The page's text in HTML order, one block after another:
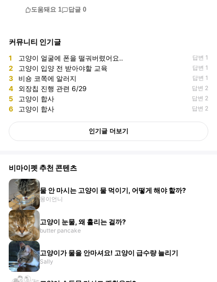
도움돼요 1 답글 0
커뮤니티 인기글
1 고양이 얼굴에 폰을 떨궈버렸어요.. 답변 1
2 고양이 입양 전 받아야할 교육 답변 1
3 비숑 코쪽에 알러지 답변 1
4 외장칩 진행 관련 6/29 답변 2
5 고양이 합사 답변 2
6 고양이 합사 답변 2
인기글 더보기
비마이펫 추천 콘텐츠
물 안 마시는 고양이 물 먹이기, 어떻게 해야 할까?
몽이언니
고양이 눈물, 왜 흘리는 걸까?
butter pancake
고양이가 물을 안마셔요! 고양이 급수량 늘리기
Sally